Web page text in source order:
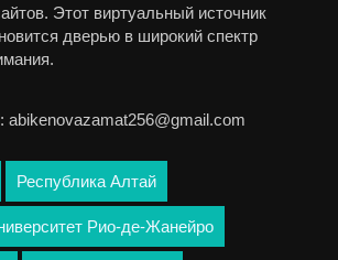
Этот виртуальный источник
дверью в широкий спектр
abikenovazamat256@gmail.com
Республика Алтай
Рио-де-Жанейро